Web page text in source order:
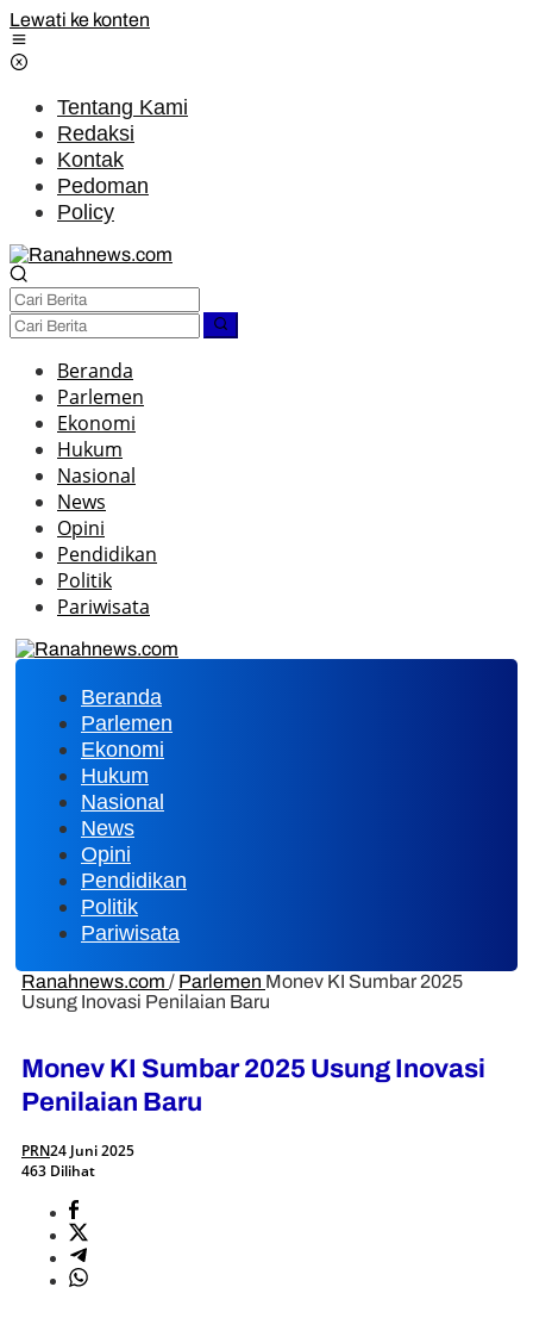
Lewati ke konten
Tentang Kami
Redaksi
Kontak
Pedoman
Policy
Beranda
Parlemen
Ekonomi
Hukum
Nasional
News
Opini
Pendidikan
Politik
Pariwisata
Beranda
Parlemen
Ekonomi
Hukum
Nasional
News
Opini
Pendidikan
Politik
Pariwisata
Ranahnews.com / Parlemen Monev KI Sumbar 2025
Usung Inovasi Penilaian Baru
Monev KI Sumbar 2025 Usung Inovasi
Penilaian Baru
PRN24 Juni 2025
463 Dilihat